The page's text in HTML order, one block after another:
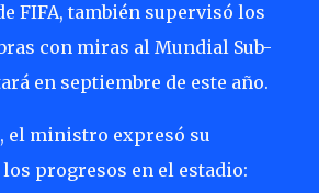
FIFA, también supervisó los
con miras al Mundial Sub-
en septiembre de este año.
el ministro expresó su
progresos en el estadio: